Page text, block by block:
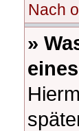
Nach
»